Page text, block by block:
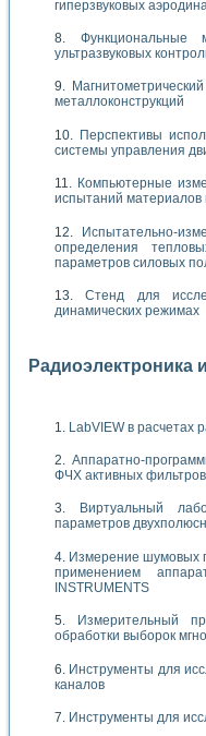
гиперзвуковых
ультразвуковых
металлоконструкций
Перспективы
системы управления
Компьютерные
испытаний материалов
Испытательно-
определения
параметров силовых
Стенд для
динамических режимах
Радиоэлектроника
LabVIEW в расчетах
Аппаратно-
ФЧХ активных фильтров
Виртуальный
параметров
Измерение шумовых
применением
INSTRUMENTS
Измерительный
обработки выборок
Инструменты для
каналов
Инструменты для